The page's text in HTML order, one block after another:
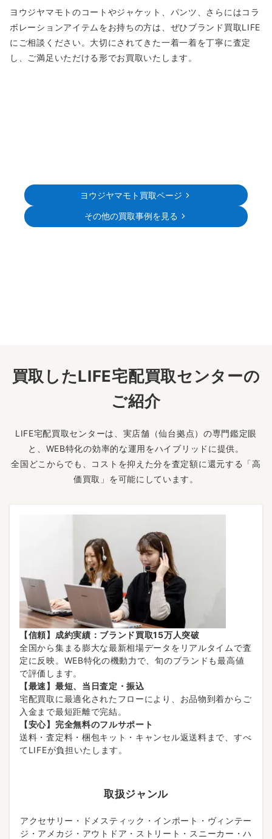
ヨウジヤマモトのコートやジャケット、パンツ、さらにはコラ
ボレーションアイテムをお持ちの方は、ぜひブランド買取LIFE
にご相談ください。大切にされてきた一着一着を丁寧に査定
し、ご満足いただける形でお買取いたします。
ヨウジヤマモト買取ページ
その他の買取事例を見る
買取したLIFE宅配買取センターの
ご紹介
LIFE宅配買取センターは、実店舗（仙台拠点）の専門鑑定眼
と、WEB特化の効率的な運用をハイブリッドに提供。
全国どこからでも、コストを抑えた分を査定額に還元する「高
価買取」を可能にしています。
【信頼】成約実績：ブランド買取15万人突破
全国から集まる膨大な最新相場データをリアルタイムで査
定に反映。WEB特化の機動力で、旬のブランドも最高値
で評価します。
【最速】最短、当日査定・振込
宅配買取に最適化されたフローにより、お品物到着からご
入金まで最短距離で完結。
【安心】完全無料のフルサポート
送料・査定料・梱包キット・キャンセル返送料まで、すべ
てLIFEが負担いたします。
取扱ジャンル
アクセサリー・ドメスティック・インポート・ヴィンテー
ジ・アメカジ・アウトドア・ストリート・スニーカー・ハ